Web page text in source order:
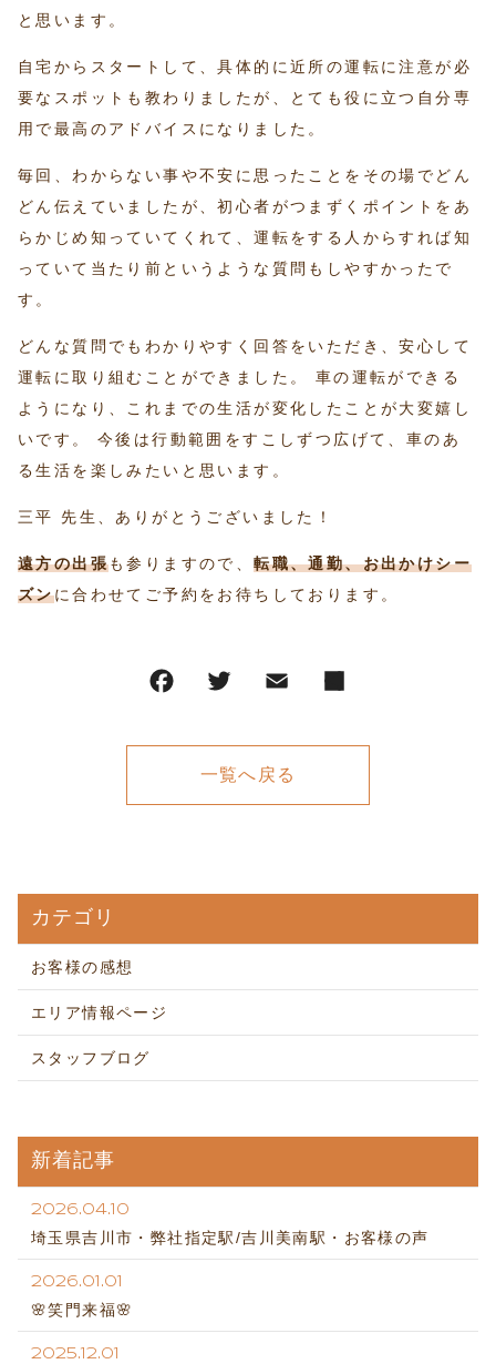
と思います。
自宅からスタートして、具体的に近所の運転に注意が必
要なスポットも教わりましたが、とても役に立つ自分専
用で最高のアドバイスになりました。
毎回、わからない事や不安に思ったことをその場でどん
どん伝えていましたが、初心者がつまずくポイントをあ
らかじめ知っていてくれて、運転をする人からすれば知
っていて当たり前というような質問もしやすかったで
す。
どんな質問でもわかりやすく回答をいただき、安心して
運転に取り組むことができました。 車の運転ができる
ようになり、これまでの生活が変化したことが大変嬉し
いです。 今後は行動範囲をすこしずつ広げて、車のあ
る生活を楽しみたいと思います。
三平 先生、ありがとうございました！
遠方の出張も参りますので、転職、通勤、お出かけシー
ズンに合わせてご予約をお待ちしております。
一覧へ戻る
カテゴリ
お客様の感想
エリア情報ページ
スタッフブログ
新着記事
2026.04.10
埼玉県吉川市・弊社指定駅/吉川美南駅・お客様の声
2026.01.01
🌸笑門来福🌸
2025.12.01